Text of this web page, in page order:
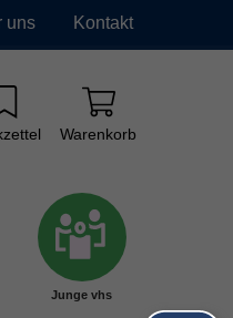
uns Kontakt
Warenkorb
Junge vhs